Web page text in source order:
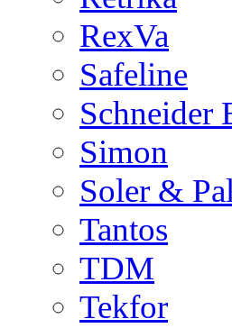
RexVa
Safeline
Schneider
Simon
Soler &
Tantos
TDM
Tekfor